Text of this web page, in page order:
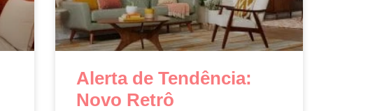
Alerta de Tendência:
Novo Retrô